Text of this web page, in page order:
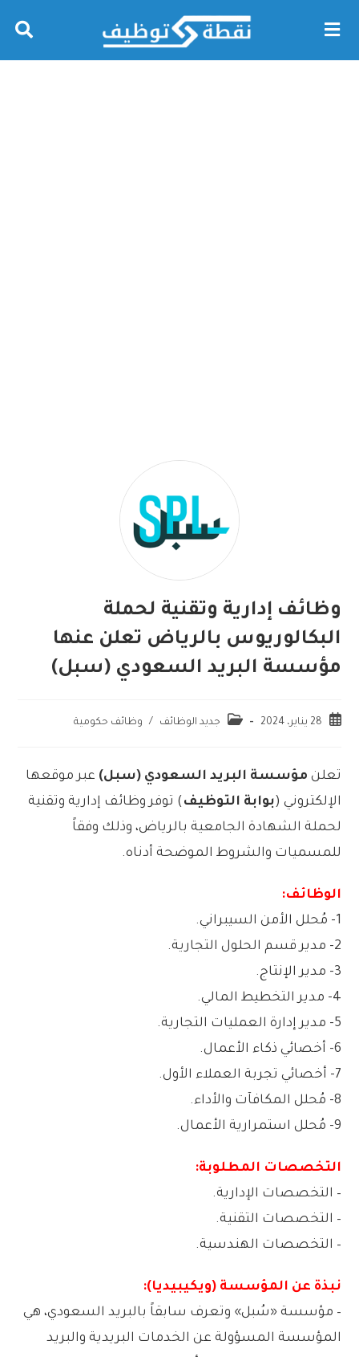
وظائف إدارية وتقنية لحملة
البكالوريوس بالرياض تعلن عنها
مؤسسة البريد السعودي (سبل)
28 يناير، 2024 جديد الوظائف / وظائف حكومية
تعلن مؤسسة البريد السعودي (سبل) عبر موقعها
الإلكتروني (بوابة التوظيف ) توفر وظائف إدارية وتقنية
لحملة الشهادة الجامعية بالرياض، وذلك وفقاً
للمسميات والشروط الموضحة أدناه.
الوظائف:
1- مُحلل الأمن السيبراني.
2- مدير قسم الحلول التجارية.
3- مدير الإنتاج.
4- مدير التخطيط المالي.
5- مدير إدارة العمليات التجارية.
6- أخصائي ذكاء الأعمال.
7- أخصائي تجربة العملاء الأول.
8- مُحلل المكافآت والأداء.
9- مُحلل استمرارية الأعمال.
التخصصات المطلوبة:
– التخصصات الإدارية.
– التخصصات التقنية.
– التخصصات الهندسية.
نبذة عن المؤسسة (ويكيبيديا):
– مؤسسة «سُبل» وتعرف سابقاً بالبريد السعودي، هي
المؤسسة المسؤولة عن الخدمات البريدية والبريد